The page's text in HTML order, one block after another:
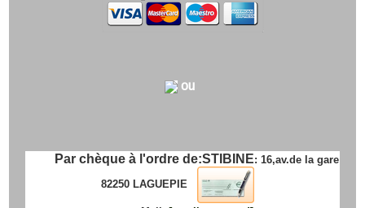
ou
Par chèque à l'ordre de:STIBINE: 16,av.de la gare
82250 LAGUEPIE